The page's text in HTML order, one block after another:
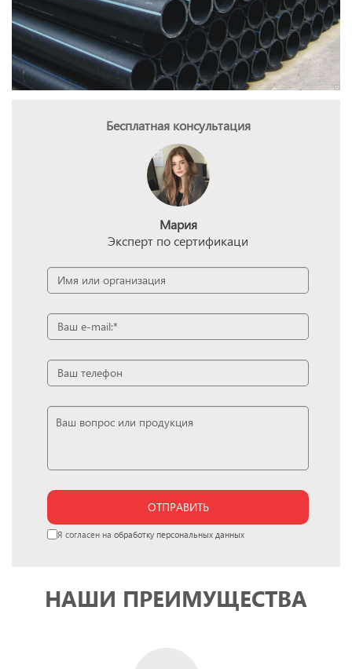
Бесплатная консультация
Мария
Эксперт по сертификаци
ОТПРАВИТЬ
Я согласен на обработку персональных данных
НАШИ ПРЕИМУЩЕСТВА